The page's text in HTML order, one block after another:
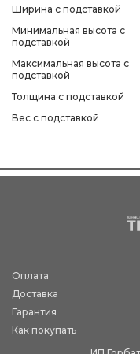
Ширина с подставкой
Минимальная высота с
подставкой
Максимальная высота с
подставкой
Толщина с подставкой
Вес с подставкой
Оплата
Доставка
Гарантия
Как покупать